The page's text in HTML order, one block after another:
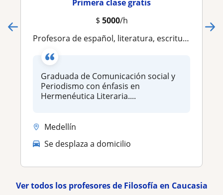
Primera clase gratis
$ 5000/h
Profesora de español, literatura, escritura o filosofía
Graduada de Comunicación social y
Periodismo con énfasis en
Hermenéutica Literaria....
Medellín
Se desplaza a domicilio
Ver todos los profesores de Filosofía en Caucasia